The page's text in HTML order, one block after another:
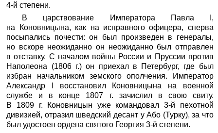
4-й степени.
В царствование Императора Павла I,
на Коновницына, как на исправного офицера, сперва
посыпались почести: он был произведен в генералы,
но вскоре неожиданно он неожиданно был отправлен
в отставку. С началом войны России и Пруссии против
Наполеона (1806 г.) он приехал в Петербург, где был
избран начальником земского ополчения. Император
Александр I восстановил Коновницына на военной
службе и в конце 1807 г. зачислил в свою свиту.
В 1809 г. Коновницын уже командовал 3-й пехотной
дивизией, отразил шведский десант у Або (Турку), за что
был удостоен ордена святого Георгия 3-й степени.